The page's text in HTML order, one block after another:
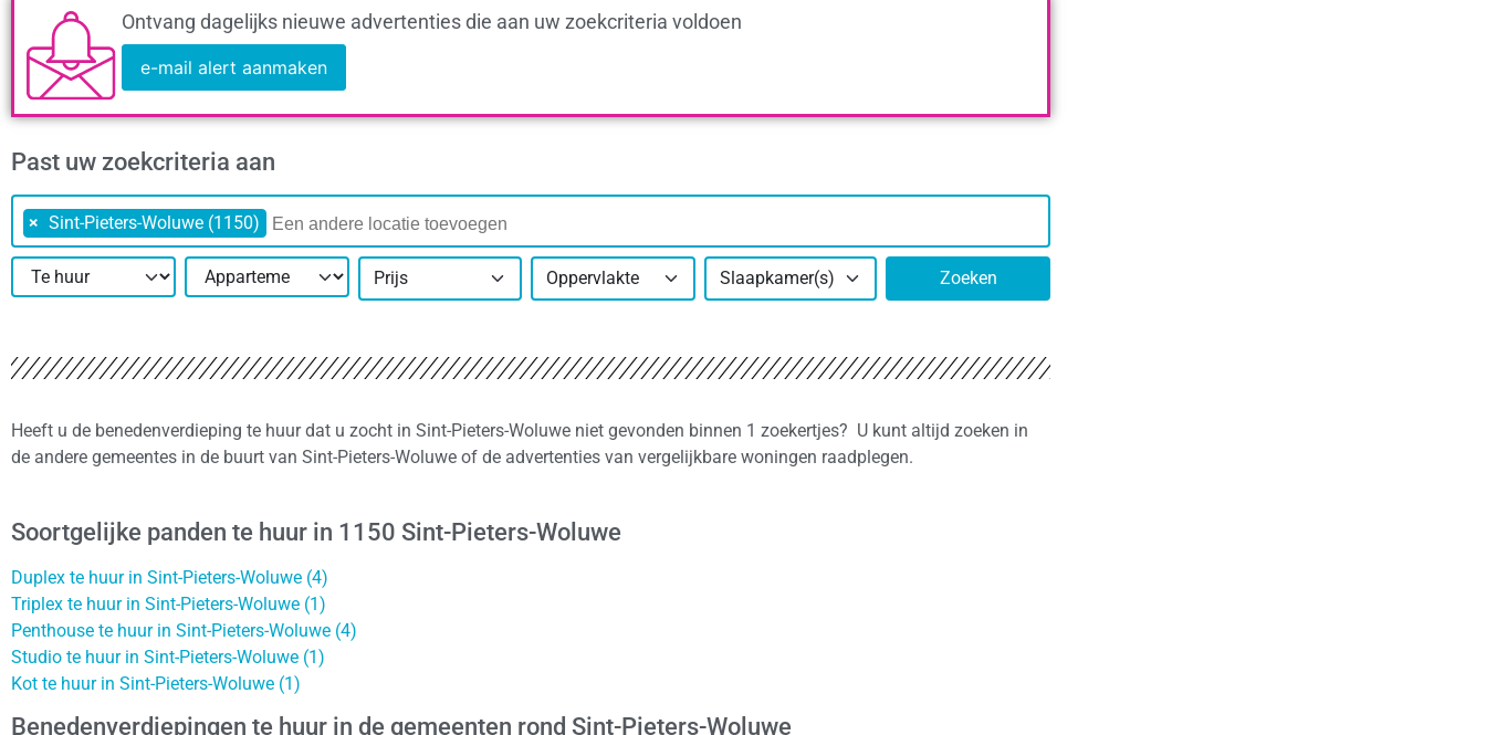
Ontvang dagelijks nieuwe advertenties die aan uw zoekcriteria voldoen
e-mail alert aanmaken
Past uw zoekcriteria aan
× Sint-Pieters-Woluwe (1150)
Prijs Oppervlakte Slaapkamer(s) Zoeken
Heeft u de benedenverdieping te huur dat u zocht in Sint-Pieters-Woluwe niet gevonden binnen 1 zoekertjes? U kunt altijd zoeken in
de andere gemeentes in de buurt van Sint-Pieters-Woluwe of de advertenties van vergelijkbare woningen raadplegen.
Soortgelijke panden te huur in 1150 Sint-Pieters-Woluwe
Duplex te huur in Sint-Pieters-Woluwe (4)
Triplex te huur in Sint-Pieters-Woluwe (1)
Penthouse te huur in Sint-Pieters-Woluwe (4)
Studio te huur in Sint-Pieters-Woluwe (1)
Kot te huur in Sint-Pieters-Woluwe (1)
Benedenverdiepingen te huur in de gemeenten rond Sint-Pieters-Woluwe